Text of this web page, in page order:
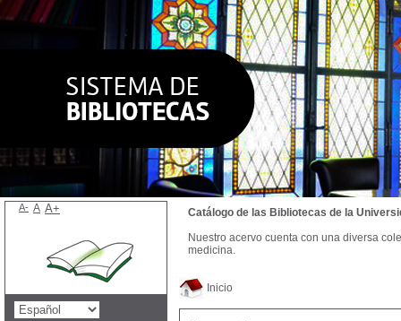
Inicio
Catálogo de las Bibliotecas de la
Nuestro acervo cuenta con una diversa
medicina.
A- A A+